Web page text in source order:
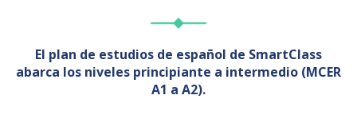
El plan de estudios de español de SmartClass
abarca los niveles principiante a intermedio (MCER
A1 a A2).